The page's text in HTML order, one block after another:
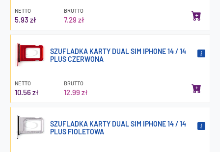
NETTO
5.93 zł
BRUTTO
7.29 zł
SZUFLADKA KARTY DUAL SIM IPHONE 14 / 14
PLUS CZERWONA
NETTO
10.56 zł
BRUTTO
12.99 zł
SZUFLADKA KARTY DUAL SIM IPHONE 14 / 14
PLUS FIOLETOWA